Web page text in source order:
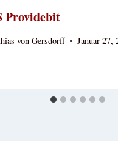
Providebit
von Gersdorff Januar 27,